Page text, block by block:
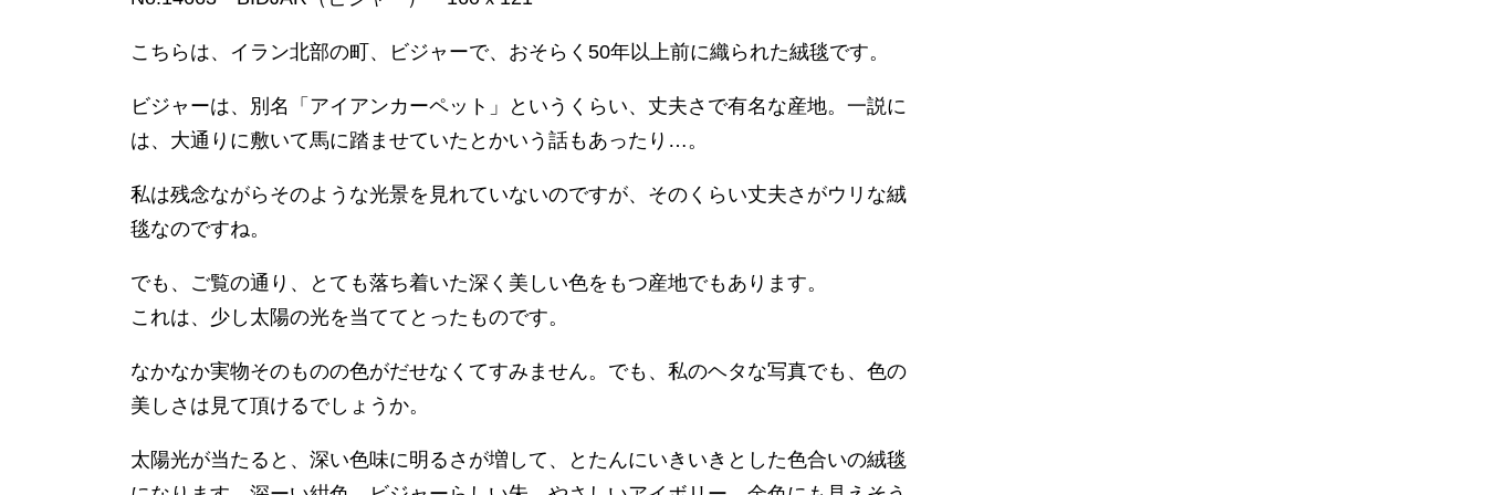
こちらは、イラン北部の町、ビジャーで、おそらく50年以上前に織られた絨毯です。
ビジャーは、別名「アイアンカーペット」というくらい、丈夫さで有名な産地。一説に
は、大通りに敷いて馬に踏ませていたとかいう話もあったり…。
私は残念ながらそのような光景を見れていないのですが、そのくらい丈夫さがウリな絨
毯なのですね。
でも、ご覧の通り、とても落ち着いた深く美しい色をもつ産地でもあります。
これは、少し太陽の光を当ててとったものです。
なかなか実物そのものの色がだせなくてすみません。でも、私のヘタな写真でも、色の
美しさは見て頂けるでしょうか。
太陽光が当たると、深い色味に明るさが増して、とたんにいきいきとした色合いの絨毯